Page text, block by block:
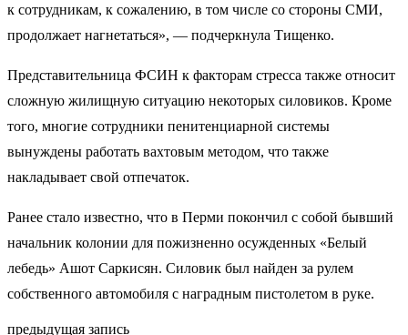
к сотрудникам, к сожалению, в том числе со стороны СМИ,
продолжает нагнетаться», — подчеркнула Тищенко.
Представительница ФСИН к факторам стресса также относит
сложную жилищную ситуацию некоторых силовиков. Кроме
того, многие сотрудники пенитенциарной системы
вынуждены работать вахтовым методом, что также
накладывает свой отпечаток.
Ранее стало известно, что в Перми покончил с собой бывший
начальник колонии для пожизненно осужденных «Белый
лебедь» Ашот Саркисян. Силовик был найден за рулем
собственного автомобиля с наградным пистолетом в руке.
предыдущая запись